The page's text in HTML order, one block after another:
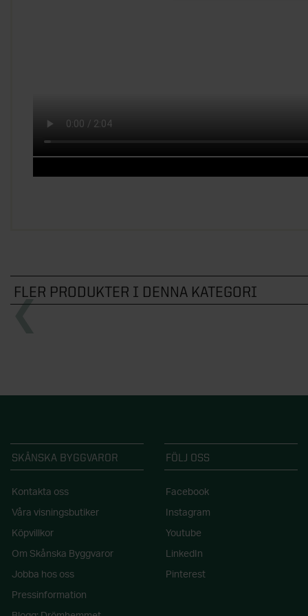
FLER PRODUKTER I DENNA KATEGORI
SKÅNSKA BYGGVAROR
Kontakta oss
Våra visningsbutiker
Köpvillkor
Om Skånska Byggvaror
Jobba hos oss
Pressinformation
FÖLJ OSS
Facebook
Instagram
Youtube
LinkedIn
Pinterest